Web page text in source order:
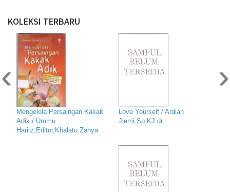
KOLEKSI TERBARU
Mengelola Persaingan Kakak
Adik / Ummu
Haritz;Editor,Khalatu Zahya
Love Yourself / Ardian
Jiemi,Sp.KJ dr
‹ ›